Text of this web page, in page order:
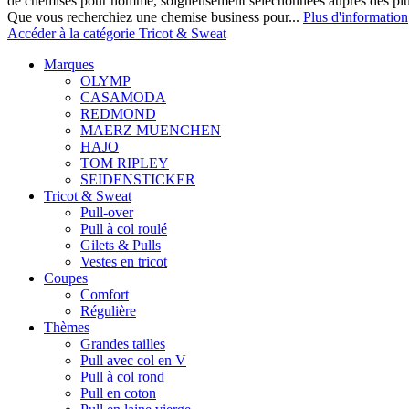
Que vous recherchiez une chemise business pour... Plus d'information
Accéder à la catégorie Tricot & Sweat
Marques
OLYMP
CASAMODA
REDMOND
MAERZ MUENCHEN
HAJO
TOM RIPLEY
SEIDENSTICKER
Tricot & Sweat
Pull-over
Pull à col roulé
Gilets & Pulls
Vestes en tricot
Coupes
Comfort
Régulière
Thèmes
Grandes tailles
Pull avec col en V
Pull à col rond
Pull en coton